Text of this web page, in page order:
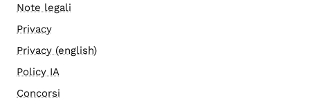
Note legali
Privacy
Privacy (english)
Policy IA
Concorsi